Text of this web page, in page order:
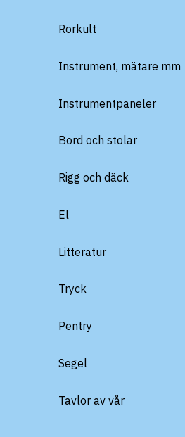
Rorkult
Instrument, mätare mm
Instrumentpaneler
Bord och stolar
Rigg och däck
El
Litteratur
Tryck
Pentry
Segel
Tavlor av vår